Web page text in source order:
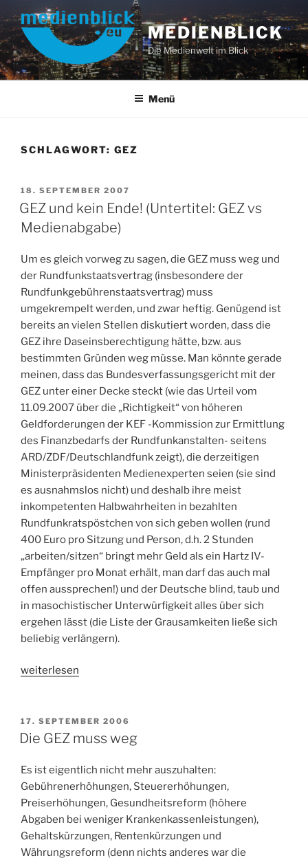
Inhalt
springen
MEDIENBLICK
Die Medienwelt im Blick
Menü
SCHLAGWORT: GEZ
VERÖFFENTLICHT
AM
18. SEPTEMBER 2007
GEZ und kein Ende! (Untertitel: GEZ vs
Medienabgabe)
Um es gleich vorweg zu sagen, die GEZ muss weg und
der Rundfunkstaatsvertrag (insbesondere der
Rundfunkgebührenstaatsvertrag) muss
umgekrempelt werden, und zwar heftig. Genügend ist
bereits an vielen Stellen diskutiert worden, dass die
GEZ ihre Daseinsberechtigung hätte, bzw. aus
bestimmten Gründen weg müsse. Man könnte gerade
meinen, dass das Bundesverfassungsgericht mit der
GEZ unter einer Decke steckt (wie das Urteil vom
11.09.2007 über die „Richtigkeit“ von höheren
Geldforderungen der KEF -Kommission zur Ermittlung
des Finanzbedarfs der Rundfunkanstalten- seitens
ARD/ZDF/Deutschlandfunk zeigt), die derzeitigen
Ministerpräsidenten Medienexperten seien (sie sind
es ausnahmslos nicht) und deshalb ihre meist
inkompetenten Halbwahrheiten in bezahlten
Rundfunkratspöstchen von sich geben wollen (rund
400 Euro pro Sitzung und Person, d.h. 2 Stunden
„arbeiten/sitzen“ bringt mehr Geld als ein Hartz IV-
Empfänger pro Monat erhält, man darf das auch mal
offen aussprechen!) und der Deutsche blind, taub und
in masochistischer Unterwürfigkeit alles über sich
ergehen lässt (die Liste der Grausamkeiten ließe sich
beliebig verlängern).
„GEZ
Ende!
(Untertitel:
vs
Medienabgabe)“
weiterlesen
VERÖFFENTLICHT
AM
17. SEPTEMBER 2006
Die GEZ muss weg
Es ist eigentlich nicht mehr auszuhalten:
Gebührenerhöhungen, Steuererhöhungen,
Preiserhöhungen, Gesundheitsreform (höhere
Abgaben bei weniger Krankenkassenleistungen),
Gehaltskürzungen, Rentenkürzungen und
Währungsreform (denn nichts anderes war die